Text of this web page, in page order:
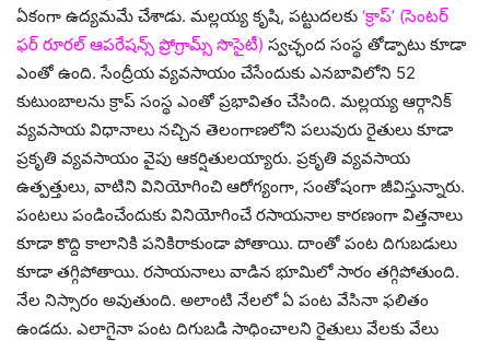
ఏకంగా ఉద్యమమే చేశాడు. మల్లయ్య కృషి, పట్టుదలకు ‘క్రాప్‌’ (సెంటర్
ఫర్‌ రూరల్‌ ఆపరేషన్స్‌ ప్రోగ్రామ్స్‌ సొసైటీ) స్వచ్ఛంద సంస్థ తోడ్పాటు కూడా
ఎంతో ఉంది. సేంద్రీయ వ్యవసాయం చేసేందుకు ఎనబావిలోని 52
కుటుంబాలను క్రాప్ సంస్థ ఎంతో ప్రభావితం చేసింది. మల్లయ్య ఆర్గానిక్‌
వ్యవసాయ విధానాలు నచ్చిన తెలంగాణలోని పలువురు రైతులు కూడా
ప్రకృతి వ్యవసాయం వైపు ఆకర్షితులయ్యారు. ప్రకృతి వ్యవసాయ
ఉత్పత్తులు, వాటిని వినియోగించి ఆరోగ్యంగా, సంతోషంగా జీవిస్తున్నారు.
పంటలు పండించేందుకు వినియోగించే రసాయనాల కారణంగా విత్తనాలు
కూడా కొద్ది కాలానికి పనికిరాకుండా పోతాయి. దాంతో పంట దిగుబడులు
కూడా తగ్గిపోతాయి. రసాయనాలు వాడిన భూమిలో సారం తగ్గిపోతుంది.
నేల నిస్సారం అవుతుంది. అలాంటి నేలలో ఏ పంట వేసినా ఫలితం
ఉండదు. ఎలాగైనా పంట దిగుబడి సాధించాలని రైతులు వేలకు వేలు